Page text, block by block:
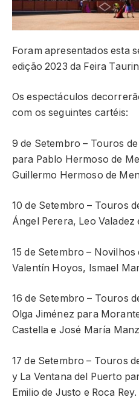
Foram apresentados esta
edição 2023 da Feira
Os espectáculos
com os seguintes cartéis:
9 de Setembro – Touros
para Pablo Hermoso de
Guillermo Hermoso de
10 de Setembro – Touros
Ángel Perera, Leo
15 de Setembro –
Valentín Hoyos, Ismael
16 de Setembro – Touros
Olga Jiménez para
Castella e José María
17 de Setembro – Touros
y La Ventana del Puerto
Emilio de Justo e Roca Rey.